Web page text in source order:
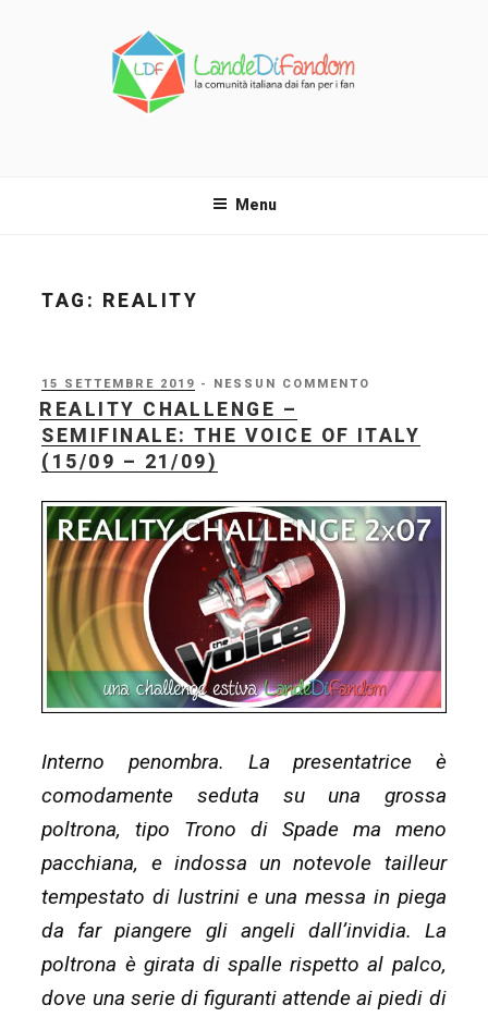
Menu
TAG: REALITY
PUBBLICATO
IL
15 SETTEMBRE 2019 - NESSUN COMMENTO
REALITY CHALLENGE –
SEMIFINALE: THE VOICE OF ITALY
(15/09 – 21/09)
Interno penombra. La presentatrice è
comodamente seduta su una grossa
poltrona, tipo Trono di Spade ma meno
pacchiana, e indossa un notevole tailleur
tempestato di lustrini e una messa in piega
da far piangere gli angeli dall’invidia. La
poltrona è girata di spalle rispetto al palco,
dove una serie di figuranti attende ai piedi di